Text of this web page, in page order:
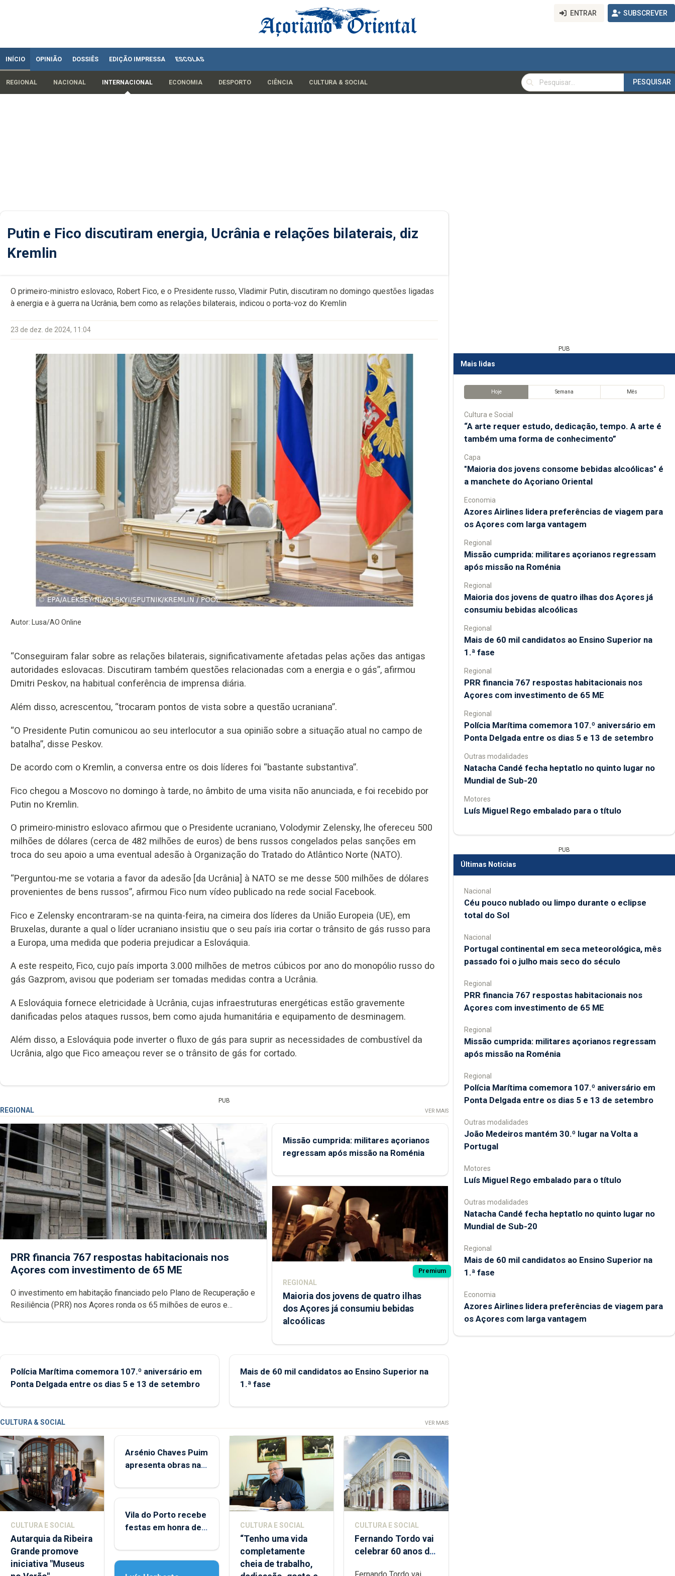
ENTRAR SUBSCREVER
INÍCIO OPINIÃO DOSSIÊS EDIÇÃO IMPRESSA ESCOLAS
REGIONAL NACIONAL INTERNACIONAL ECONOMIA DESPORTO CIÊNCIA CULTURA & SOCIAL
PESQUISAR
PESQUISAR
Putin e Fico discutiram energia, Ucrânia e relações bilaterais, diz
Kremlin
O primeiro-ministro eslovaco, Robert Fico, e o Presidente russo, Vladimir Putin, discutiram no domingo questões ligadas
à energia e à guerra na Ucrânia, bem como as relações bilaterais, indicou o porta-voz do Kremlin
23 de dez. de 2024, 11:04
Autor: Lusa/AO Online
“Conseguiram falar sobre as relações bilaterais, significativamente afetadas pelas ações das antigas
autoridades eslovacas. Discutiram também questões relacionadas com a energia e o gás”, afirmou
Dmitri Peskov, na habitual conferência de imprensa diária.
Além disso, acrescentou, “trocaram pontos de vista sobre a questão ucraniana”.
“O Presidente Putin comunicou ao seu interlocutor a sua opinião sobre a situação atual no campo de
batalha”, disse Peskov.
De acordo com o Kremlin, a conversa entre os dois líderes foi “bastante substantiva”.
Fico chegou a Moscovo no domingo à tarde, no âmbito de uma visita não anunciada, e foi recebido por
Putin no Kremlin.
O primeiro-ministro eslovaco afirmou que o Presidente ucraniano, Volodymir Zelensky, lhe ofereceu 500
milhões de dólares (cerca de 482 milhões de euros) de bens russos congelados pelas sanções em
troca do seu apoio a uma eventual adesão à Organização do Tratado do Atlântico Norte (NATO).
“Perguntou-me se votaria a favor da adesão [da Ucrânia] à NATO se me desse 500 milhões de dólares
provenientes de bens russos”, afirmou Fico num vídeo publicado na rede social Facebook.
Fico e Zelensky encontraram-se na quinta-feira, na cimeira dos líderes da União Europeia (UE), em
Bruxelas, durante a qual o líder ucraniano insistiu que o seu país iria cortar o trânsito de gás russo para
a Europa, uma medida que poderia prejudicar a Eslováquia.
A este respeito, Fico, cujo país importa 3.000 milhões de metros cúbicos por ano do monopólio russo do
gás Gazprom, avisou que poderiam ser tomadas medidas contra a Ucrânia.
A Eslováquia fornece eletricidade à Ucrânia, cujas infraestruturas energéticas estão gravemente
danificadas pelos ataques russos, bem como ajuda humanitária e equipamento de desminagem.
Além disso, a Eslováquia pode inverter o fluxo de gás para suprir as necessidades de combustível da
Ucrânia, algo que Fico ameaçou rever se o trânsito de gás for cortado.
PUB
REGIONAL VER MAIS
PRR financia 767 respostas habitacionais nos
Açores com investimento de 65 ME
O investimento em habitação financiado pelo Plano de Recuperação e
Resiliência (PRR) nos Açores ronda os 65 milhões de euros e
Missão cumprida: militares açorianos
regressam após missão na Roménia
Premium
REGIONAL
Maioria dos jovens de quatro ilhas
dos Açores já consumiu bebidas
alcoólicas
Polícia Marítima comemora 107.º aniversário em
Ponta Delgada entre os dias 5 e 13 de setembro
Mais de 60 mil candidatos ao Ensino Superior na
1.ª fase
CULTURA & SOCIAL VER MAIS
CULTURA E SOCIAL
Autarquia da Ribeira
Grande promove
iniciativa "Museus
Arsénio Chaves Puim
apresenta obras na
Porto
Vila do Porto recebe
festas em honra de
Assunção
CULTURA E SOCIAL
“Tenho uma vida
completamente
cheia de trabalho,
CULTURA E SOCIAL
Fernando Tordo vai
celebrar 60 anos de
PUB
Mais lidas
Hoje Semana Mês
Cultura e Social
“A arte requer estudo, dedicação, tempo. A arte é
também uma forma de conhecimento”
Capa
"Maioria dos jovens consome bebidas alcoólicas" é
a manchete do Açoriano Oriental
Economia
Azores Airlines lidera preferências de viagem para
os Açores com larga vantagem
Regional
Missão cumprida: militares açorianos regressam
após missão na Roménia
Regional
Maioria dos jovens de quatro ilhas dos Açores já
consumiu bebidas alcoólicas
Regional
Mais de 60 mil candidatos ao Ensino Superior na
1.ª fase
Regional
PRR financia 767 respostas habitacionais nos
Açores com investimento de 65 ME
Regional
Polícia Marítima comemora 107.º aniversário em
Ponta Delgada entre os dias 5 e 13 de setembro
Outras modalidades
Natacha Candé fecha heptatlo no quinto lugar no
Mundial de Sub-20
Motores
Luís Miguel Rego embalado para o título
PUB
Últimas Notícias
Nacional
Céu pouco nublado ou limpo durante o eclipse
total do Sol
Nacional
Portugal continental em seca meteorológica, mês
passado foi o julho mais seco do século
Regional
PRR financia 767 respostas habitacionais nos
Açores com investimento de 65 ME
Regional
Missão cumprida: militares açorianos regressam
após missão na Roménia
Regional
Polícia Marítima comemora 107.º aniversário em
Ponta Delgada entre os dias 5 e 13 de setembro
Outras modalidades
João Medeiros mantém 30.º lugar na Volta a
Portugal
Motores
Luís Miguel Rego embalado para o título
Outras modalidades
Natacha Candé fecha heptatlo no quinto lugar no
Mundial de Sub-20
Regional
Mais de 60 mil candidatos ao Ensino Superior na
1.ª fase
Economia
Azores Airlines lidera preferências de viagem para
os Açores com larga vantagem